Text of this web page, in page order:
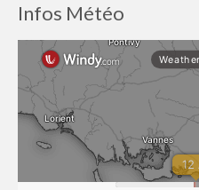
Infos Météo